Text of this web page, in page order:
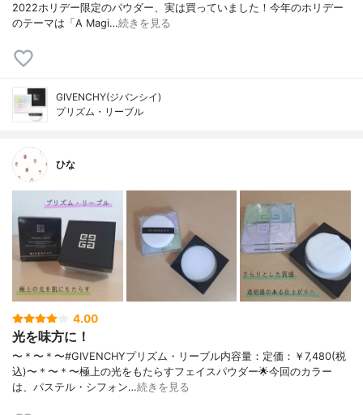
2022ホリデー限定のパウダー、実は買っていました！今年のホリデー
のテーマは「A Magi…続きを見る
GIVENCHY(ジバンシイ)
プリズム・リーブル
ひな
4.00
光を味方に！
〜＊〜＊〜#GIVENCHYプリズム・リーブル内容量：定価：￥7,480(税
込)〜＊〜＊〜極上の光をもたらすフェイスパウダー🌟今回のカラー
は、パステル・シフォン…続きを見る